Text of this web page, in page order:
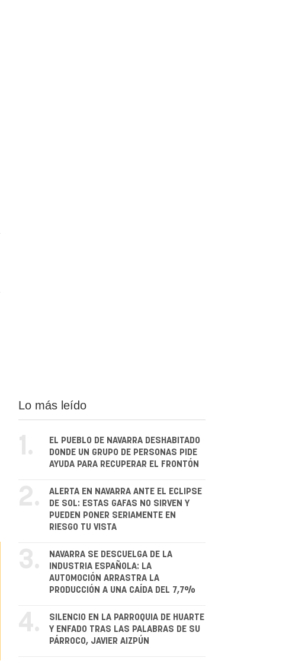
Lo más leído
1.
EL PUEBLO DE NAVARRA DESHABITADO
DONDE UN GRUPO DE PERSONAS PIDE
AYUDA PARA RECUPERAR EL FRONTÓN
2.
ALERTA EN NAVARRA ANTE EL ECLIPSE
DE SOL: ESTAS GAFAS NO SIRVEN Y
PUEDEN PONER SERIAMENTE EN
RIESGO TU VISTA
3.
NAVARRA SE DESCUELGA DE LA
INDUSTRIA ESPAÑOLA: LA
AUTOMOCIÓN ARRASTRA LA
PRODUCCIÓN A UNA CAÍDA DEL 7,7%
4.
SILENCIO EN LA PARROQUIA DE HUARTE
Y ENFADO TRAS LAS PALABRAS DE SU
PÁRROCO, JAVIER AIZPÚN